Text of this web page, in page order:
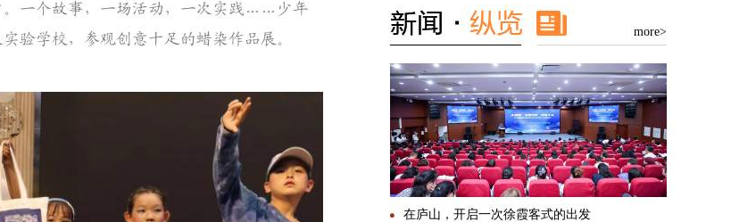
个故事，一场活动，一次实践……少年
验学校，参观创意十足的蜡染作品展。
more>
在庐山，开启一次徐霞客式的出发